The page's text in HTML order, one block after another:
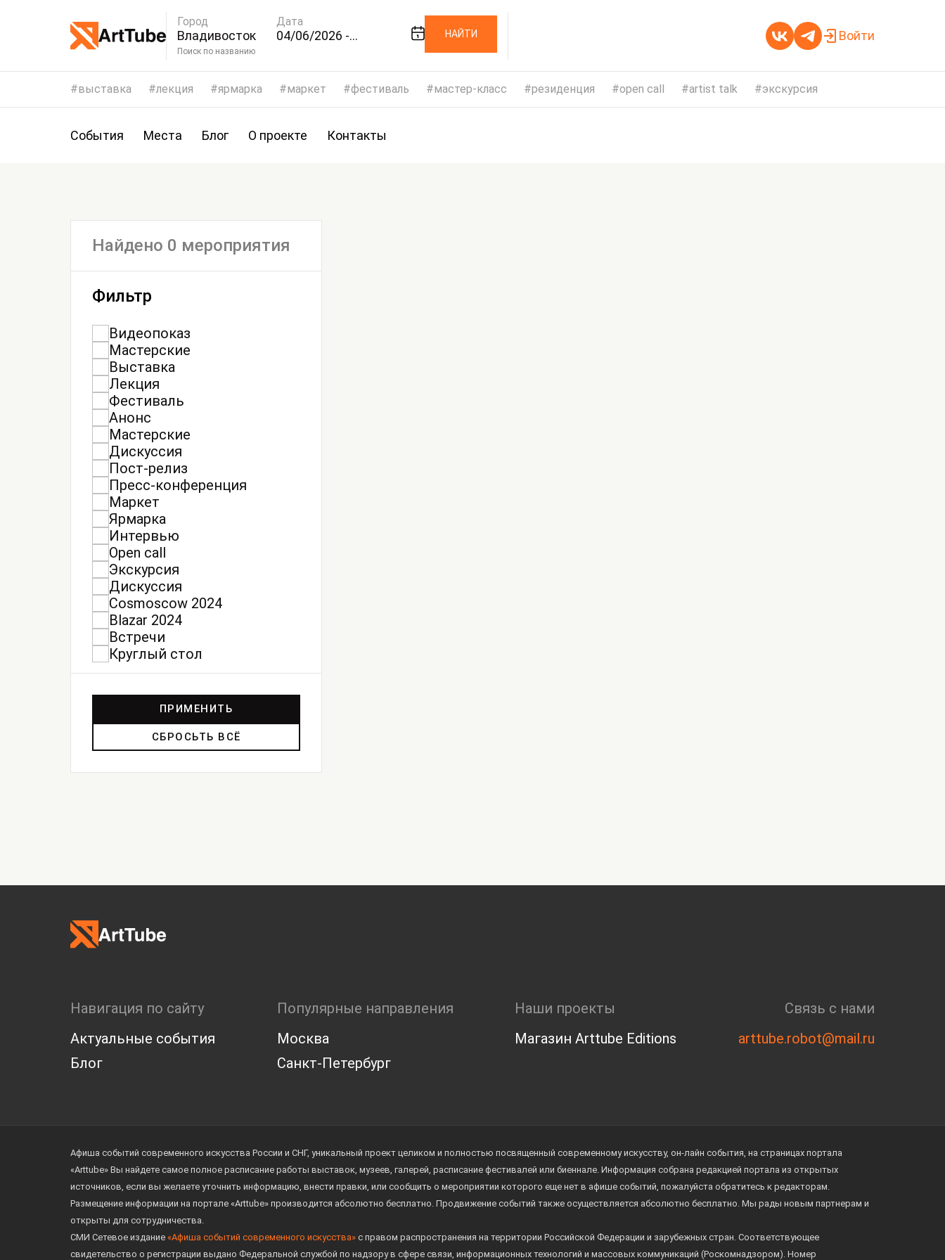
Город
Владивосток
Дата
04/06/2026 -
Поиск по названию
НАЙТИ Войти
выставка лекция ярмарка маркет фестиваль мастер-класс резиденция open call artist talk экскурсия
События Места Блог О проекте Контакты
Найдено 0 мероприятия
Фильтр
Видеопоказ
Мастерские
Выставка
Лекция
Фестиваль
Анонс
Мастерские
Дискуссия
Пост-релиз
Пресс-конференция
Маркет
Ярмарка
Интервью
Open call
Экскурсия
Дискуссия
Cosmoscow 2024
Blazar 2024
Встречи
Круглый стол
ПРИМЕНИТЬ
СБРОСЬТЬ ВСЁ
Навигация по сайту
Актуальные события
Блог
Популярные направления
Москва
Санкт-Петербург
Наши проекты
Магазин Arttube Editions
Связь с нами
arttube.robot@mail.ru
Афиша событий современного искусства России и СНГ, уникальный проект целиком и полностью посвященный современному искусству, он-лайн события, на страницах портала
«Arttube» Вы найдете самое полное расписание работы выставок, музеев, галерей, расписание фестивалей или биеннале. Информация собрана редакцией портала из открытых
источников, если вы желаете уточнить информацию, внести правки, или сообщить о мероприятии которого еще нет в афише событий, пожалуйста обратитесь к редакторам.
Размещение информации на портале «Arttube» производится абсолютно бесплатно. Продвижение событий также осуществляется абсолютно бесплатно. Мы рады новым партнерам и
открыты для сотрудничества.
СМИ Сетевое издание «Афиша событий современного искусства» с правом распространения на территории Российской Федерации и зарубежных стран. Соответствующее
свидетельство о регистрации выдано Федеральной службой по надзору в сфере связи, информационных технологий и массовых коммуникаций (Роскомнадзором). Номер